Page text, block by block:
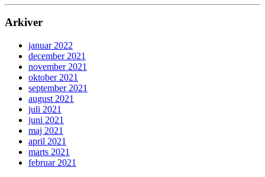
Arkiver
januar 2022
december 2021
november 2021
oktober 2021
september 2021
august 2021
juli 2021
juni 2021
maj 2021
april 2021
marts 2021
februar 2021